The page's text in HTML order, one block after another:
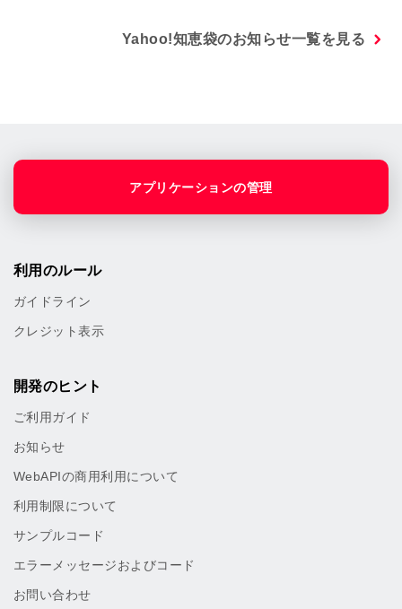
Yahoo!知恵袋のお知らせ一覧を見る
アプリケーションの管理
利用のルール
ガイドライン
クレジット表示
開発のヒント
ご利用ガイド
お知らせ
WebAPIの商用利用について
利用制限について
サンプルコード
エラーメッセージおよびコード
お問い合わせ